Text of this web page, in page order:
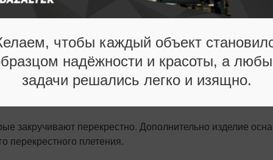
альтернатива
применяют в разных сферах промышленности и
качестве теплоизоляционного материала при
закручивают перекрестно. Дополнительно изделие
перекрестного плетения.
чтобы каждый объект
надёжности и красоты, а
задачи решались легко и изящно.